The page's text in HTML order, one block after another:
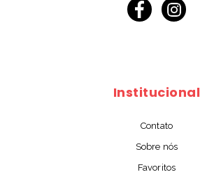
Institucional
Contato
Sobre nós
Favoritos